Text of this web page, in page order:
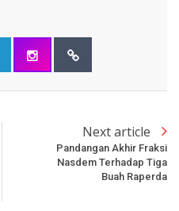
Next article
Pandangan Akhir Fraksi
Nasdem Terhadap Tiga
Buah Raperda